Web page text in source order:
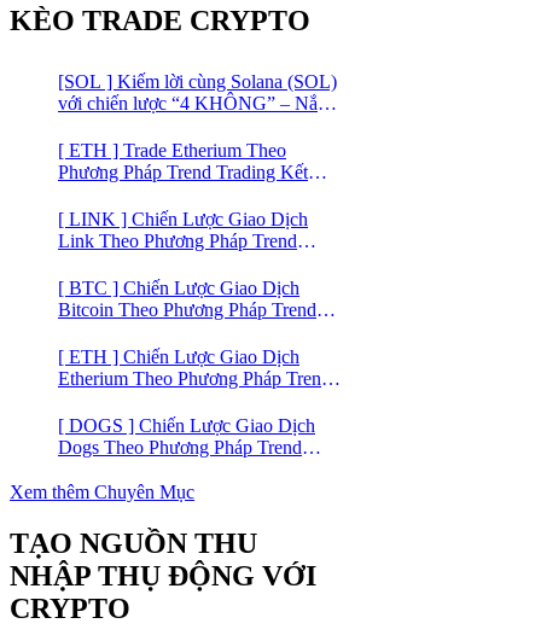
KÈO TRADE CRYPTO
[SOL ] Kiếm lời cùng Solana (SOL)
với chiến lược “4 KHÔNG” – Nắm
lý
[ ETH ] Trade Etherium Theo
Phương Pháp Trend Trading Kết
[ LINK ] Chiến Lược Giao Dịch
Link Theo Phương Pháp Trend
[ BTC ] Chiến Lược Giao Dịch
Bitcoin Theo Phương Pháp Trend
[ ETH ] Chiến Lược Giao Dịch
Etherium Theo Phương Pháp Trend
[ DOGS ] Chiến Lược Giao Dịch
Dogs Theo Phương Pháp Trend
Yết trên Binance
Xem thêm Chuyên Mục
TẠO NGUỒN THU
NHẬP THỤ ĐỘNG VỚI
CRYPTO